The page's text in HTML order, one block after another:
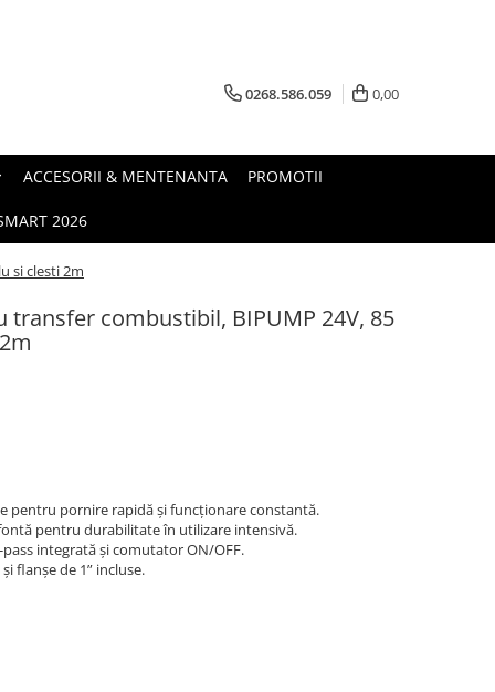
0268.586.059 0,00
ACCESORII & MENTENANTA PROMOTII
2026
si clesti 2m
transfer combustibil, BIPUMP 24V, 85
pentru pornire rapidă și funcționare constantă.
pentru durabilitate în utilizare intensivă.
integrată și comutator ON/OFF.
flanșe de 1” incluse.